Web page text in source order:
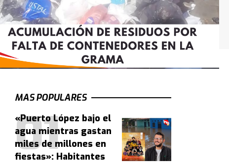
MAS POPULARES
«Puerto López bajo el
agua mientras gastan
miles de millones en
fiestas»: Habitantes